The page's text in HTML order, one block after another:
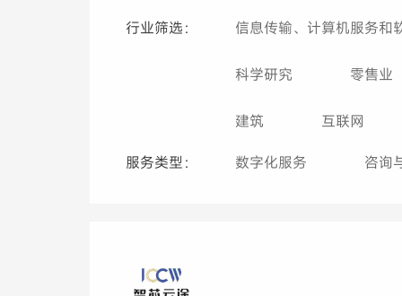
行业筛选： 信息传输、计算机服务和
科学研究 零售业
建筑 互联网
服务类型： 数字化服务 咨询